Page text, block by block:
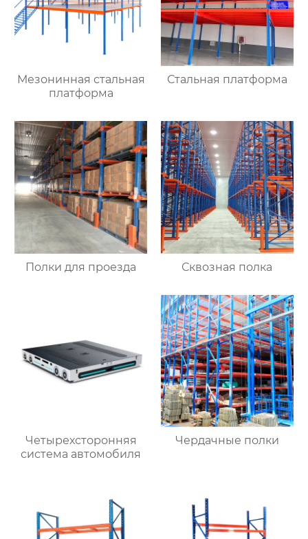
Мезонинная стальная
платформа
Стальная платформа
Полки для проезда Сквозная полка
Четырехсторонняя
система автомобиля
Чердачные полки